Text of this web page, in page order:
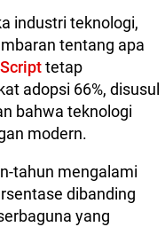
industri teknologi,
tentang apa
tetap
adopsi 66%, disusul
bahwa teknologi
modern.
tahun mengalami
dibanding
yang